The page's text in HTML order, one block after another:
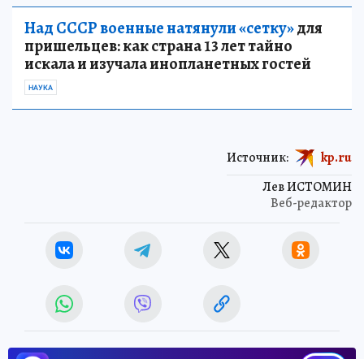
Над СССР военные натянули «сетку»для
пришельцев: как страна 13 лет тайно
искала и изучала инопланетных гостей
НАУКА
Лев ИСТОМИН
Веб-редактор
Источник: kp.ru